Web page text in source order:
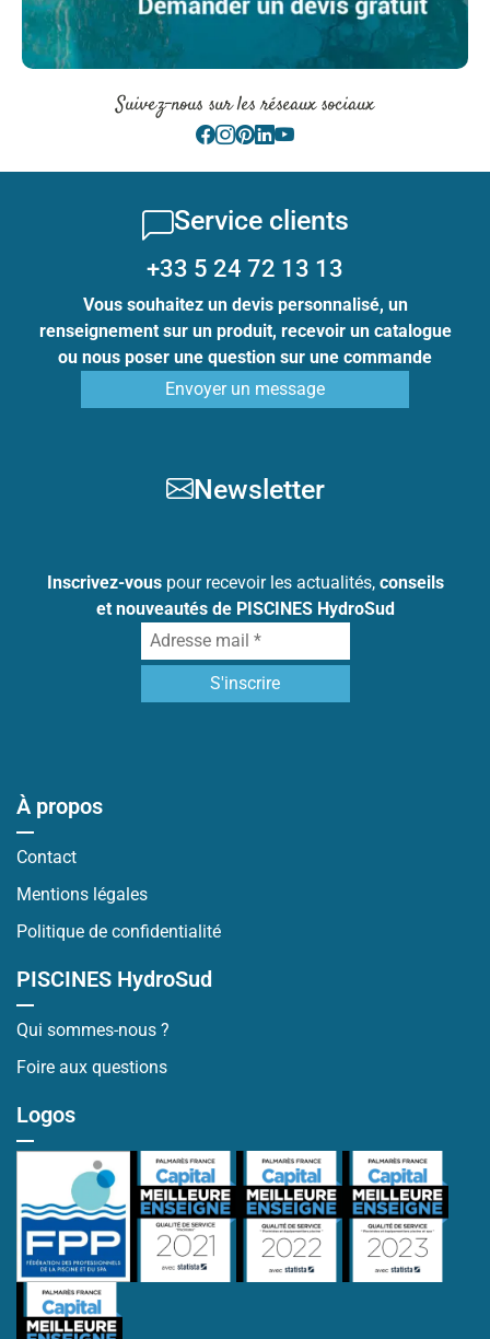
Suivez-nous sur les réseaux sociaux
Service clients
+33 5 24 72 13 13
Vous souhaitez un devis personnalisé, un
renseignement sur un produit, recevoir un catalogue
ou nous poser une question sur une commande
Envoyer un message
Newsletter
Inscrivez-vouspour recevoir les actualités, conseils
et nouveautés de PISCINES HydroSud
À propos
Contact
Mentions légales
Politique de confidentialité
PISCINES HydroSud
Qui sommes-nous ?
Foire aux questions
Logos